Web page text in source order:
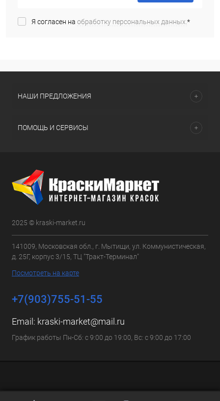
Я согласен на обработку персональных данных.*
НАШИ ПРЕДЛОЖЕНИЯ
ПОМОЩЬ И СЕРВИСЫ
2025 © kraski-market.ru
141009, Московская обл., г. Мытищи, ул. Коммунистическая,
д. 25Г, корпус 3/15, ТЦ "Тракт-Терминал"
Посмотреть на карте
+7(903)755-51-55
Email: kraski-market@mail.ru
График работы Пн-Сб: с 9:00 до 19:00, Вс: с 9:00 до 17:00